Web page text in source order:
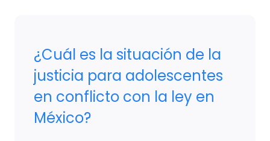
¿Cuál es la situación de la
justicia para adolescentes
en conflicto con la ley en
México?